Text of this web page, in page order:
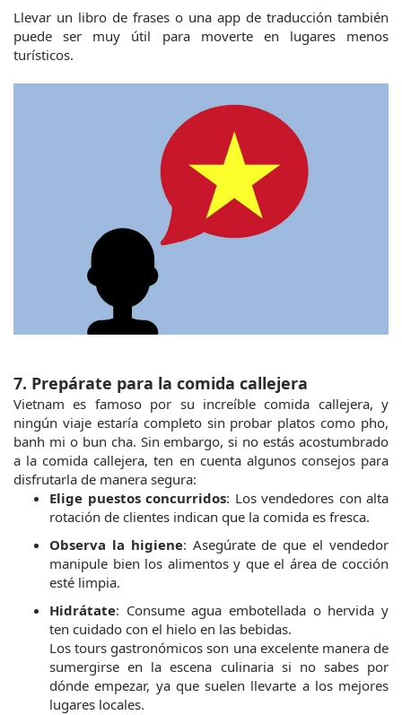
Llevar un libro de frases o una app de traducción también
puede ser muy útil para moverte en lugares menos
turísticos.
7. Prepárate para la comida callejera
Vietnam es famoso por su increíble comida callejera, y
ningún viaje estaría completo sin probar platos como pho,
banh mi o bun cha. Sin embargo, si no estás acostumbrado
a la comida callejera, ten en cuenta algunos consejos para
disfrutarla de manera segura:
Elige puestos concurridos: Los vendedores con alta
rotación de clientes indican que la comida es fresca.
Observa la higiene: Asegúrate de que el vendedor
manipule bien los alimentos y que el área de cocción
esté limpia.
Hidrátate: Consume agua embotellada o hervida y
ten cuidado con el hielo en las bebidas.
Los tours gastronómicos son una excelente manera de
sumergirse en la escena culinaria si no sabes por
dónde empezar, ya que suelen llevarte a los mejores
lugares locales.